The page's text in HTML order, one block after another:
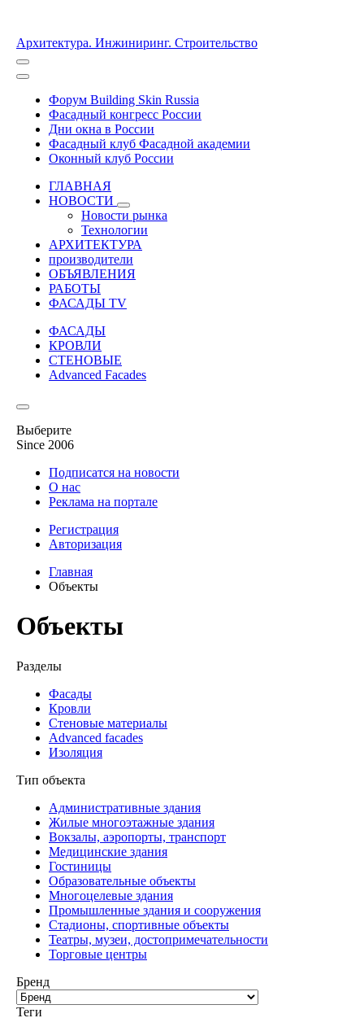
Архитектура. Инжиниринг. Строительство
Форум Building Skin Russia
Фасадный конгресс России
Дни окна в России
Фасадный клуб Фасадной академии
Оконный клуб России
ГЛАВНАЯ
НОВОСТИ
Новости рынка
Технологии
АРХИТЕКТУРА
производители
ОБЪЯВЛЕНИЯ
РАБОТЫ
ФАСАДЫ TV
ФАСАДЫ
КРОВЛИ
СТЕНОВЫЕ
Advanced Facades
Выберите
Since 2006
Подписатся на новости
О нас
Реклама на портале
Регистрация
Авторизация
Главная
Объекты
Объекты
Разделы
Фасады
Кровли
Стеновые материалы
Advanced facades
Изоляция
Тип объекта
Административные здания
Жилые многоэтажные здания
Вокзалы, аэропорты, транспорт
Медицинские здания
Гостиницы
Образовательные объекты
Многоцелевые здания
Промышленные здания и сооружения
Стадионы, спортивные объекты
Театры, музеи, достопримечательности
Торговые центры
Бренд
Теги